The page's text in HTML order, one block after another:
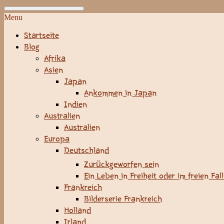
Menu
Startseite
Blog
Afrika
Asien
Japan
Ankommen in Japan
Indien
Australien
Australien
Europa
Deutschland
Zurückgeworfen sein
Ein Leben in Freiheit oder im freien
Frankreich
Bilderserie Frankreich
Holland
Irland